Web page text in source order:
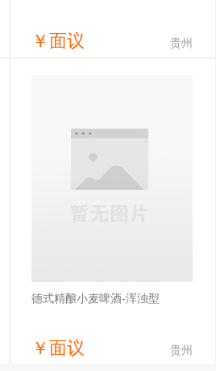
￥面议 贵州
德式精酿小麦啤酒-浑浊型
￥面议 贵州